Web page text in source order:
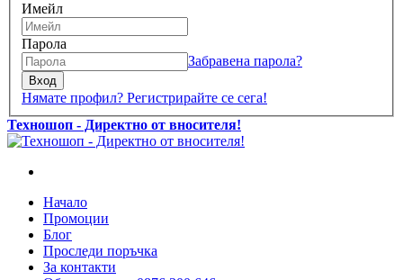
Имейл
Парола
Забравена парола?
Вход
Нямате профил? Регистрирайте се сега!
Техношоп - Директно от вносителя!
Начало
Промоции
Блог
Проследи поръчка
За контакти